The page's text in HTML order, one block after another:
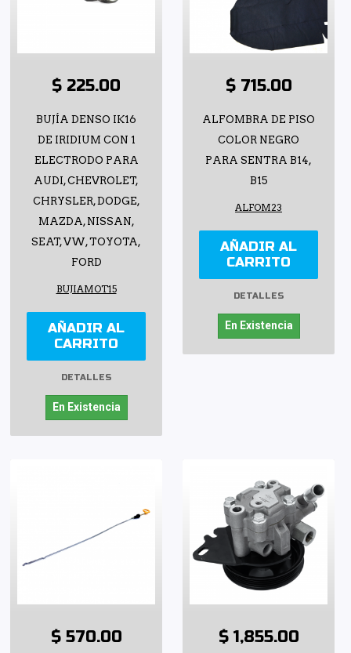
$ 225.00
BUJÍA DENSO IK16
DE IRIDIUM CON 1
ELECTRODO PARA
AUDI, CHEVROLET,
CHRYSLER, DODGE,
MAZDA, NISSAN,
SEAT, VW, TOYOTA,
FORD
BUJIAMOT15
AÑADIR AL
CARRITO
DETALLES
En Existencia
$ 715.00
ALFOMBRA DE PISO
COLOR NEGRO
PARA SENTRA B14,
B15
ALFOM23
AÑADIR AL
CARRITO
DETALLES
En Existencia
$ 570.00 $ 1,855.00